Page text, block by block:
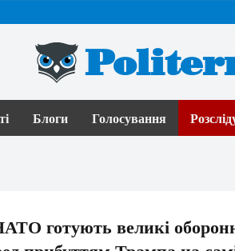
Блоги Голосування
готують великі